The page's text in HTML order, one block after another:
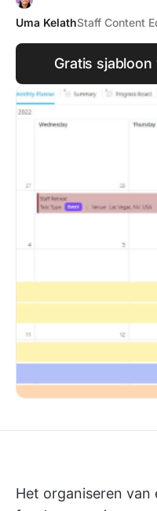
Uma KelathStaff Content
Gratis
Het organiseren van